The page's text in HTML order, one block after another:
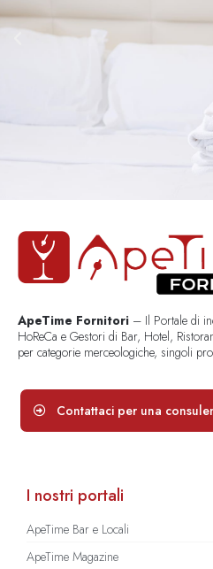
ApeTime Fornitori – Il Portale di
HoReCa e Gestori di Bar, Hotel,
per categorie merceologiche, singoli
Contattaci per una
I nostri portali
ApeTime Bar e Locali
ApeTime Magazine